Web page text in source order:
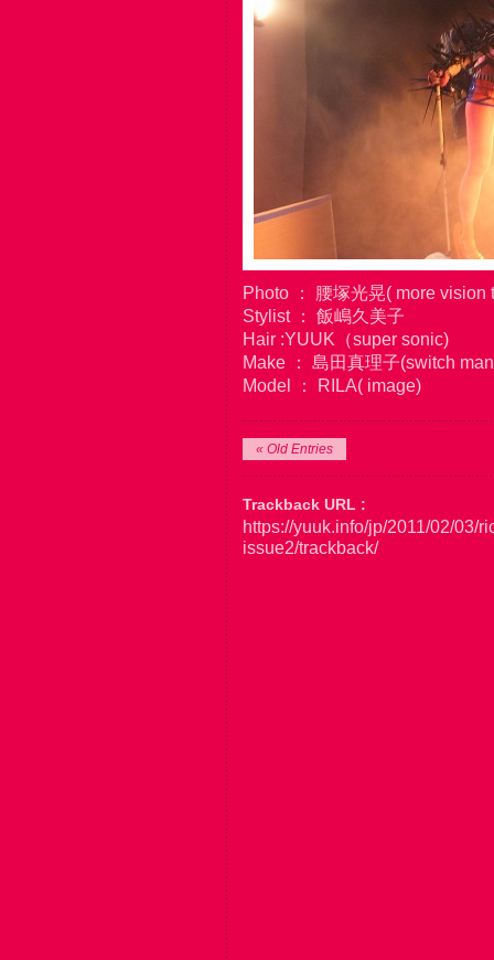
Photo ： 腰塚光晃( more vision
Stylist ： 飯嶋久美子
Hair :YUUK（super sonic)
Make ： 島田真理子(switch
Model ： RILA( image)
« Old Entries
Trackback URL :
https://yuuk.info/jp/2011/02/03/
issue2/trackback/